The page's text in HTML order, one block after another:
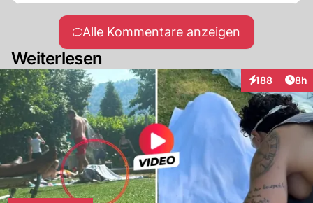
Alle Kommentare anzeigen
Weiterlesen
188
Interaktionen
8h